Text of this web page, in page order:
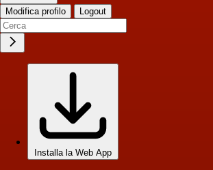
Modifica profilo Logout
Installa la Web App